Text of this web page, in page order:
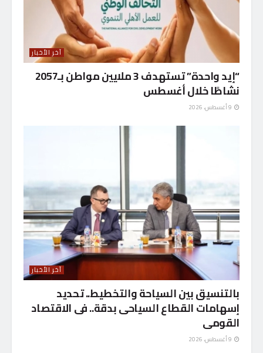
آخر الأخبار
“إيد واحدة” تستهدف 3 ملايين مواطن بـ2057
نشاطًا خلال أغسطس
آخر الأخبار
بالتنسيق بين السياحة والتخطيط.. تحديد
إسهامات القطاع السياحى بدقة.. فى الاقتصاد
القومى